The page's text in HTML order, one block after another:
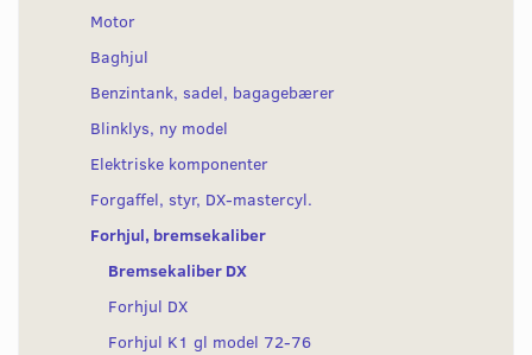
Motor
Baghjul
Benzintank, sadel, bagagebærer
Blinklys, ny model
Elektriske komponenter
Forgaffel, styr, DX-mastercyl.
Forhjul, bremsekaliber
Bremsekaliber DX
Forhjul DX
Forhjul K1 gl model 72-76